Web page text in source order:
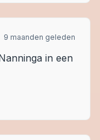
9 maanden geleden
in een